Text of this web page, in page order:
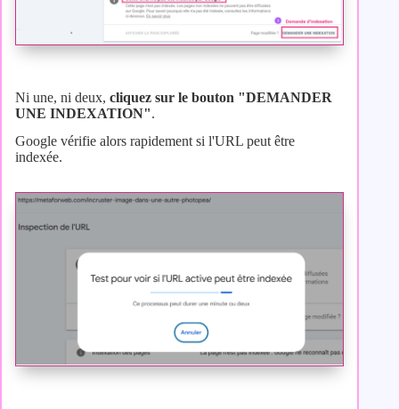
Ni une, ni deux, cliquez sur le bouton "DEMANDER
UNE INDEXATION".
Google vérifie alors rapidement si l'URL peut être
indexée.